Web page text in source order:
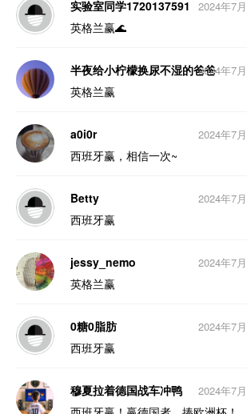
实验室同学1720137591
英格兰赢🌊
2024年7
半夜给小柠檬换尿不湿的爸爸
英格兰赢
2024年7
a0i0r
西班牙赢，相信一次~
2024年7
Betty
西班牙赢
2024年7
jessy_nemo
英格兰赢
2024年7
0糖0脂肪
西班牙赢
2024年7
穆夏拉着德国战车冲鸭
2024年7